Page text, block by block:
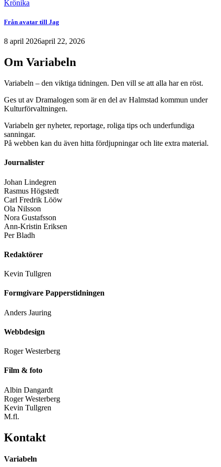
Krönika
Från avatar till Jag
8 april 2026april 22, 2026
Om Variabeln
Variabeln – den viktiga tidningen. Den vill se att alla har en röst.
Ges ut av Dramalogen som är en del av Halmstad kommun under
Kulturförvaltningen.
Variabeln ger nyheter, reportage, roliga tips och underfundiga
sanningar.
På webben kan du även hitta fördjupningar och lite extra material.
Journalister
Johan Lindegren
Rasmus Högstedt
Carl Fredrik Lööw
Ola Nilsson
Nora Gustafsson
Ann-Kristin Eriksen
Per Bladh
Redaktörer
Kevin Tullgren
Formgivare Papperstidningen
Anders Jauring
Webbdesign
Roger Westerberg
Film & foto
Albin Dangardt
Roger Westerberg
Kevin Tullgren
M.fl.
Kontakt
Variabeln